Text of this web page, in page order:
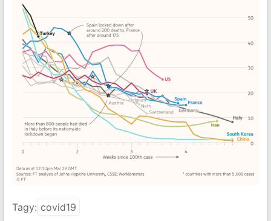
Tagy: covid19